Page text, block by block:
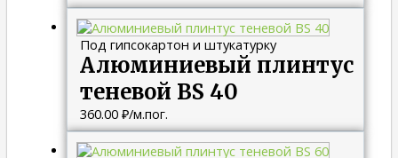
Под гипсокартон и штукатурку
Алюминиевый плинтус
теневой BS 40
360.00 ₽/м.пог.